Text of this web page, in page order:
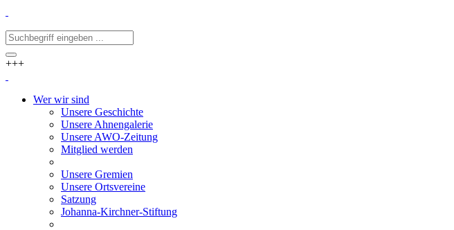
+++
Wer wir sind
Unsere Geschichte
Unsere Ahnengalerie
Unsere AWO-Zeitung
Mitglied werden
Unsere Gremien
Unsere Ortsvereine
Satzung
Johanna-Kirchner-Stiftung